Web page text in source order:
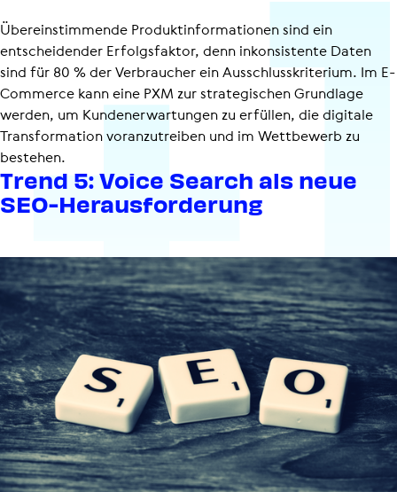
Über­ein­stim­mende Produkt­in­for­ma­tionen sind ein
entscheidender Erfolgsfaktor, denn inkonsistente Daten
sind für 80 % der Verbraucher ein Ausschluss­kri­te­rium. Im E-
Commerce kann eine PXM zur strategischen Grundlage
werden, um Kunden­er­war­tungen zu erfüllen, die digitale
Transformation voranzutreiben und im Wettbewerb zu
bestehen.
Trend 5: Voice Search als neue
SEO-Heraus­for­de­rung